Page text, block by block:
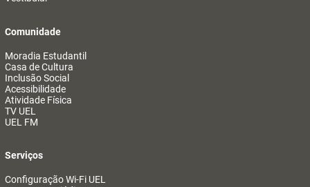
Comunidade
Moradia Estudantil
Casa de Cultura
Inclusão Social
Acessibilidade
Atividade Física
TV UEL
UEL FM
Serviços
Configuração Wi-Fi UEL